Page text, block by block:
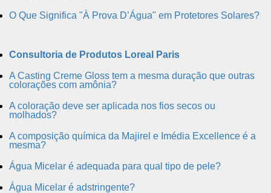
O Que Significa "À Prova D’Água" em Protetores Solares?
Consultoria de Produtos Loreal Paris
A Casting Creme Gloss tem a mesma duração que outras
colorações com amônia?
A coloração deve ser aplicada nos fios secos ou
molhados?
A composição química da Majirel e Imédia Excellence é a
mesma?
Água Micelar é adequada para qual tipo de pele?
Água Micelar é adstringente?